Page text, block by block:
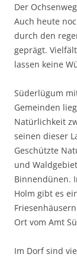
Der
Auch heute
durch den
geprägt.
lassen keine
Süderlügum
Gemeinden
Natürlichkeit
seinen dieser
Geschützte
und
Binnendünen.
Holm gibt es
Ort vom Amt
Im Dorf sind